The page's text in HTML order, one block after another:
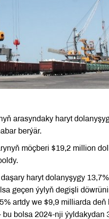
arasyndaky haryt
berýär.
möçberi $19,2 million
haryt dolanyşygy
geçen ýylyň degişli
artdy we $9,9 milliarda deň
bolsa 2024-nji ýyldakydan